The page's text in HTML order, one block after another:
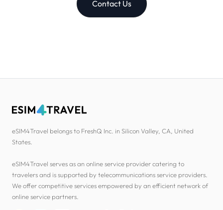
Contact Us
eSIM4Travel belongs to FreshQ Inc. in Silicon Valley, CA, United
States.
eSIM4Travel serves as an online service provider catering to
travelers and is supported by telecommunications service providers.
We offer competitive services empowered by an efficient network of
online service partners.